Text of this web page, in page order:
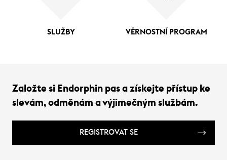
SLUŽBY VĚRNOSTNÍ PROGRAM
Založte si Endorphin pas a získejte přístup ke
slevám, odměnám a výjimečným službám.
REGISTROVAT SE